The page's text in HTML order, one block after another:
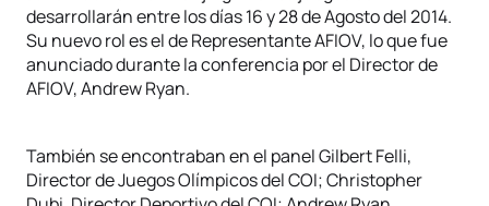
desarrollarán entre los días 16 y 28 de Agosto del 2014.
Su nuevo rol es el de Representante AFIOV, lo que fue
anunciado durante la conferencia por el Director de
AFIOV, Andrew Ryan.
También se encontraban en el panel Gilbert Felli,
Director de Juegos Olímpicos del COI; Christopher